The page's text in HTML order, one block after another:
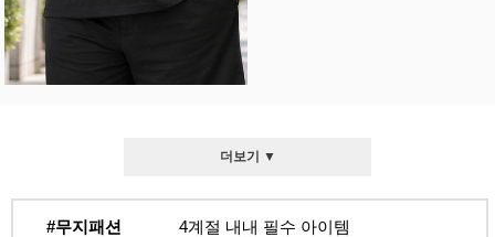
더보기 ▼
#무지패션 4계절 내내 필수 아이템